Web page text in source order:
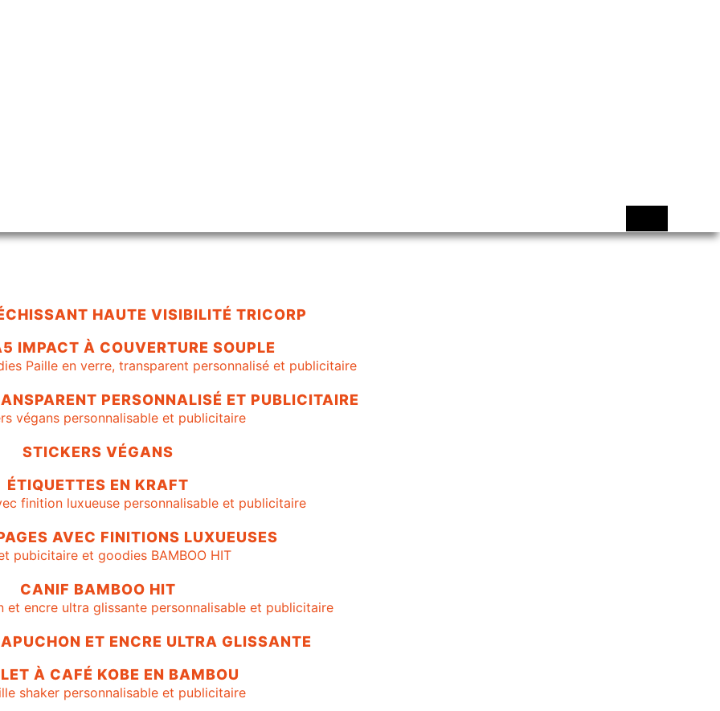
HAUTE VISIBILITÉ TRICORP
IMPACT À COUVERTURE SOUPLE
PERSONNALISÉ ET PUBLICITAIRE
STICKERS VÉGANS
ÉTIQUETTES EN KRAFT
AVEC FINITIONS LUXUEUSES
CANIF BAMBOO HIT
ET ENCRE ULTRA GLISSANTE
À CAFÉ KOBE EN BAMBOU